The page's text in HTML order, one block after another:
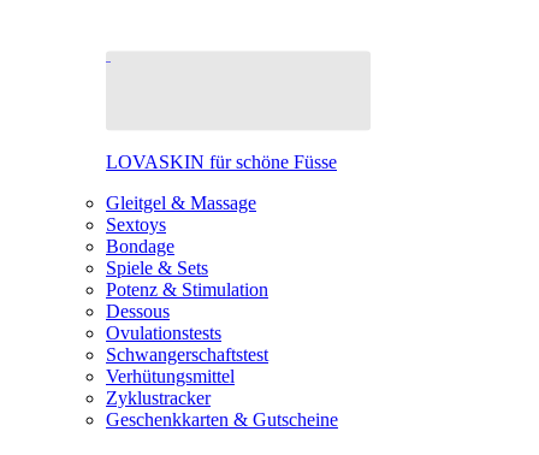
LOVASKIN für schöne Füsse
Gleitgel & Massage
Sextoys
Bondage
Spiele & Sets
Potenz & Stimulation
Dessous
Ovulationstests
Schwangerschaftstest
Verhütungsmittel
Zyklustracker
Geschenkkarten & Gutscheine